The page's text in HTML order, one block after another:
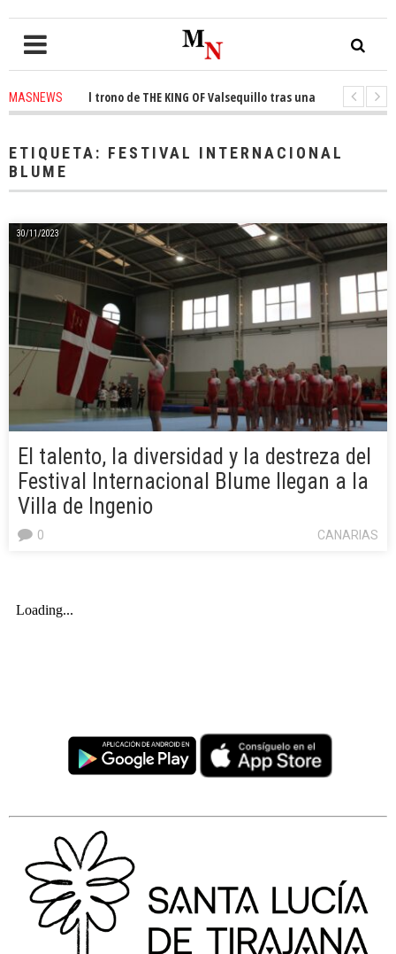
MASNEWSel trono de THE KING OF Valsequillo tras una jornada de
ETIQUETA: FESTIVAL INTERNACIONAL
BLUME
30/11/2023
El talento, la diversidad y la destreza del
Festival Internacional Blume llegan a la
Villa de Ingenio
CANARIAS
0